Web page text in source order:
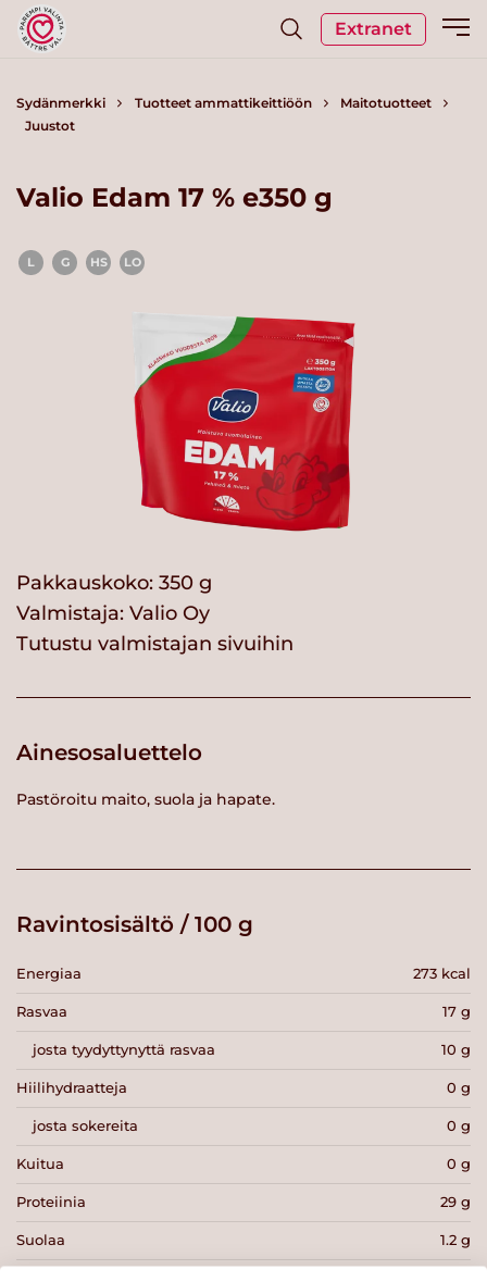
Extranet
Sydänmerkki Tuotteet ammattikeittiöön
Maitotuotteet
Juustot
Valio Edam 17 % e350 g
L G HS LO
Pakkauskoko: 350 g
Valmistaja: Valio Oy
Tutustu valmistajan sivuihin
Ainesosaluettelo
Pastöroitu maito, suola ja hapate.
Ravintosisältö / 100 g
Energiaa 273 kcal
Rasvaa 17 g
josta tyydyttynyttä rasvaa 10 g
Hiilihydraatteja 0 g
josta sokereita 0 g
Kuitua 0 g
Proteiinia 29 g
Suolaa 1.2 g